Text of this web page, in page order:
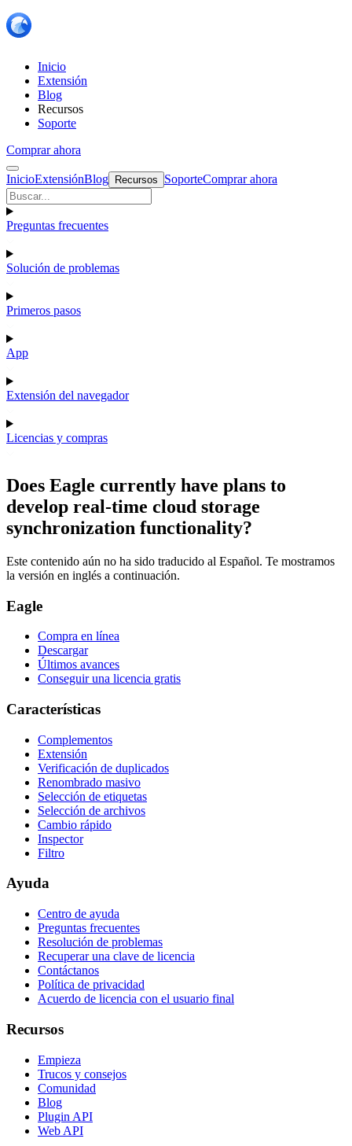
Inicio
Extensión
Blog
Recursos
Soporte
Comprar ahora
InicioExtensiónBlog Recursos SoporteComprar ahora
Preguntas frecuentes
Solución de problemas
Primeros pasos
App
Extensión del navegador
Licencias y compras
Does Eagle currently have plans to
develop real-time cloud storage
synchronization functionality?
Este contenido aún no ha sido traducido al Español. Te mostramos
la versión en inglés a continuación.
Eagle
Compra en línea
Descargar
Últimos avances
Conseguir una licencia gratis
Características
Complementos
Extensión
Verificación de duplicados
Renombrado masivo
Selección de etiquetas
Selección de archivos
Cambio rápido
Inspector
Filtro
Ayuda
Centro de ayuda
Preguntas frecuentes
Resolución de problemas
Recuperar una clave de licencia
Contáctanos
Política de privacidad
Acuerdo de licencia con el usuario final
Recursos
Empieza
Trucos y consejos
Comunidad
Blog
Plugin API
Web API